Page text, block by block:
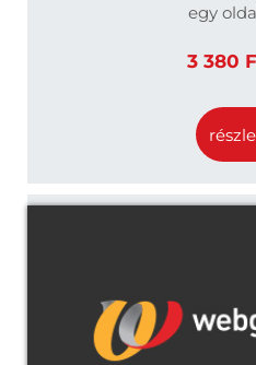
egy
3 380